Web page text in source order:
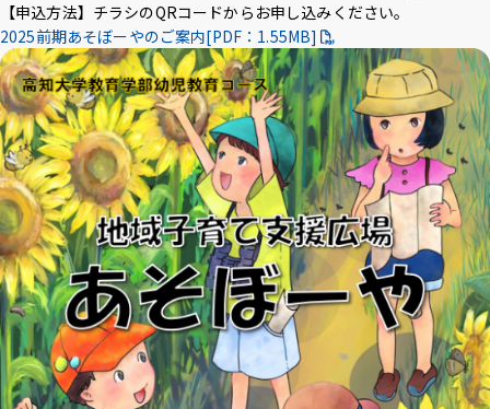
【申込方法】チラシのQRコードからお申し込みください。
2025前期あそぼーやのご案内[PDF：1.55MB]